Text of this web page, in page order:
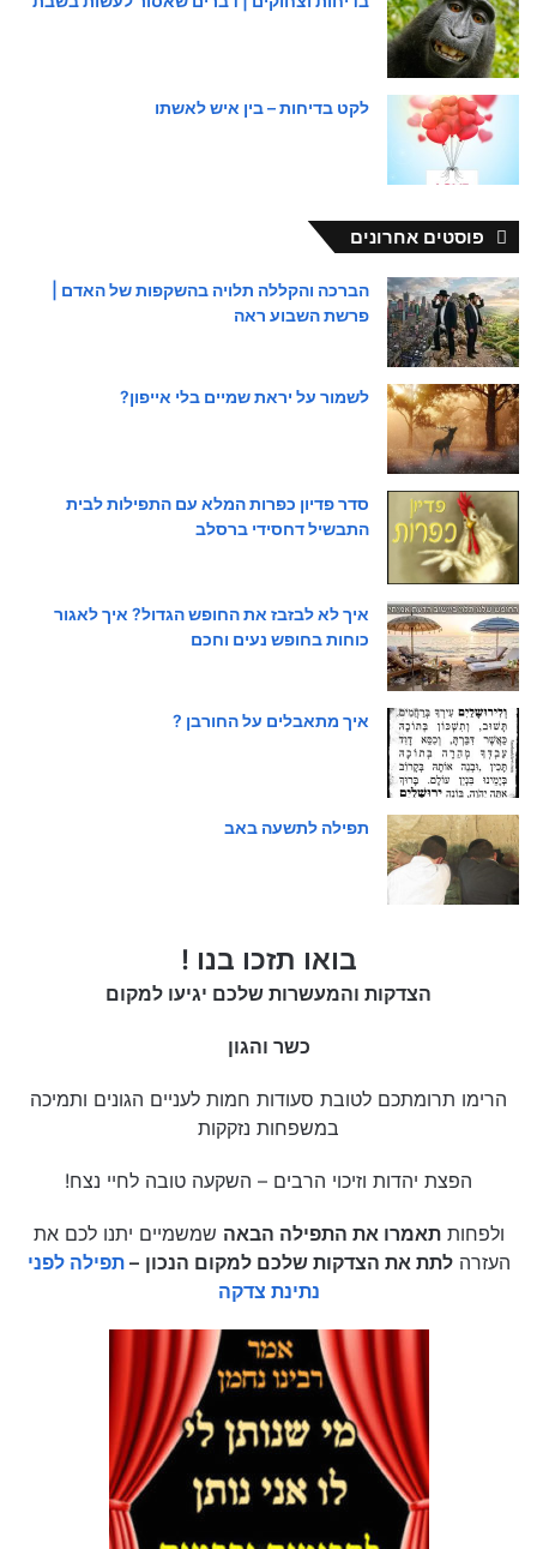
לקט בדיחות – בין איש לאשתו
פוסטים אחרונים
הברכה והקללה תלויה בהשקפות של האדם |
פרשת השבוע ראה
לשמור על יראת שמיים בלי אייפון?
סדר פדיון כפרות המלא עם התפילות לבית
התבשיל דחסידי ברסלב
איך לא לבזבז את החופש הגדול? איך לאגור
כוחות בחופש נעים וחכם
איך מתאבלים על החורבן ?
תפילה לתשעה באב
בואו תזכו בנו !
הצדקות והמעשרות שלכם יגיעו למקום
כשר והגון
הרימו תרומתכם לטובת סעודות חמות לעניים הגונים ותמיכה
במשפחות נזקקות
הפצת יהדות וזיכוי הרבים – השקעה טובה לחיי נצח!
ולפחותתאמרו את התפילה הבאה שמשמיים יתנו לכם את
העזרהלתת את הצדקות שלכם למקום הנכון –תפילה לפני
נתינת צדקה